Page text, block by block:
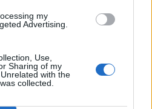
my
Advertising.
Use,
Sharing of my
with the
collected.